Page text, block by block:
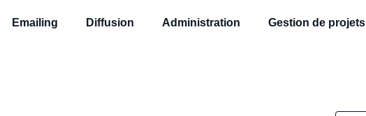
Emailing Diffusion Administration Gestion de projets